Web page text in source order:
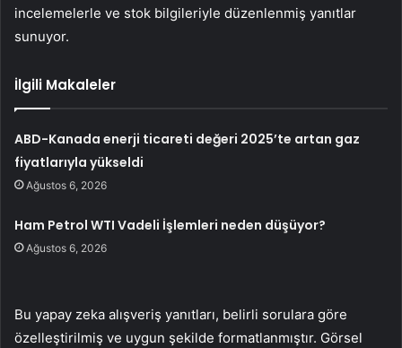
incelemelerle ve stok bilgileriyle düzenlenmiş yanıtlar
sunuyor.
İlgili Makaleler
ABD-Kanada enerji ticareti değeri 2025’te artan gaz
fiyatlarıyla yükseldi
Ağustos 6, 2026
Ham Petrol WTI Vadeli İşlemleri neden düşüyor?
Ağustos 6, 2026
Bu yapay zeka alışveriş yanıtları, belirli sorulara göre
özelleştirilmiş ve uygun şekilde formatlanmıştır. Görsel